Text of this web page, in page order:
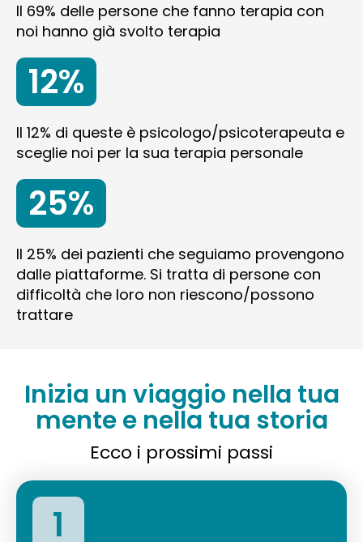
Il 69% delle persone che fanno terapia con
noi hanno già svolto terapia
12%
Il 12% di queste è psicologo/psicoterapeuta e
sceglie noi per la sua terapia personale
25%
Il 25% dei pazienti che seguiamo provengono
dalle piattaforme. Si tratta di persone con
difficoltà che loro non riescono/possono
trattare
Inizia un viaggio nella tua
mente e nella tua storia
Ecco i prossimi passi
1